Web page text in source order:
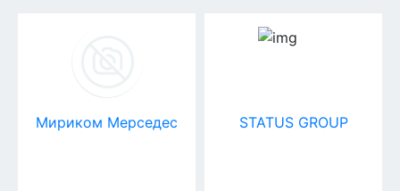
Мириком Мерседес STATUS GROUP